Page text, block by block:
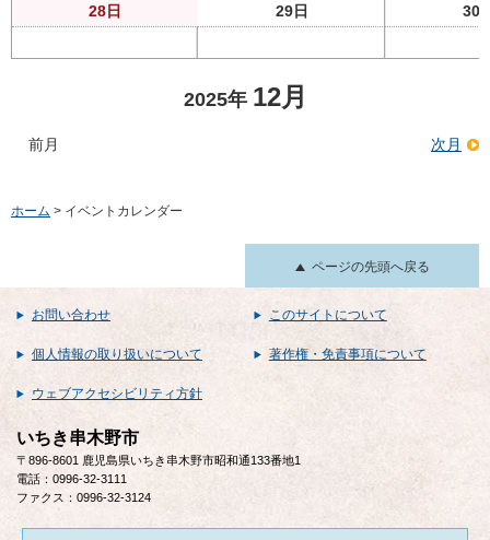
28日 29日 30
前月
2025年 12月
次月
ホーム > イベントカレンダー
ページの先頭へ戻る
お問い合わせ このサイトについて
個人情報の取り扱いについて 著作権・免責事項について
ウェブアクセシビリティ方針
いちき串木野市
〒896-8601 鹿児島県いちき串木野市昭和通133番地1
電話：0996-32-3111
ファクス：0996-32-3124